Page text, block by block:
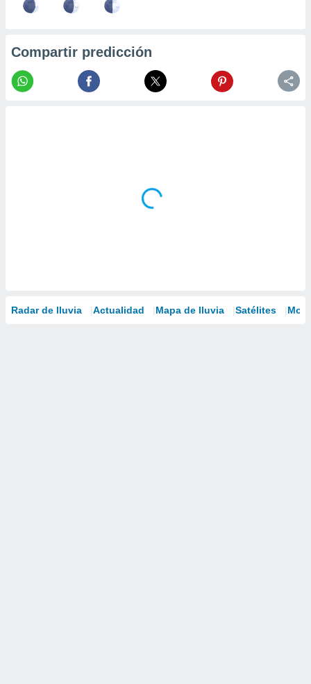
Compartir predicción
Radar de lluvia Actualidad Mapa de lluvia Satélites